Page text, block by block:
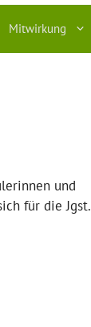
Mitwirkung
und
für die Jgst.